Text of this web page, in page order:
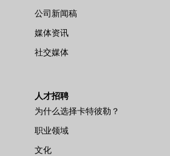
公司新闻稿
媒体资讯
社交媒体
人才招聘
为什么选择卡特彼勒？
职业领域
文化